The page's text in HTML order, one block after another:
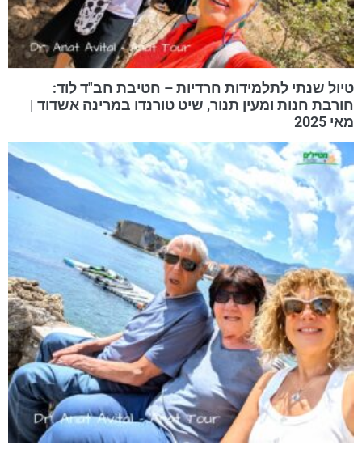
טיול שנתי לתלמידות חרדיות – חטיבת חב"ד לוד:
חורבת חנות ומעין תנור, שיט טורנדו במרינה אשדוד |
מאי 2025